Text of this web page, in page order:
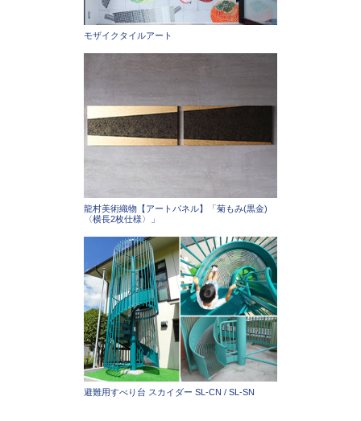
モザイクタイルアート
龍村美術織物【アートパネル】「菊もみ(黒金)
〈横長2枚仕様〉」
避難用すべり台 スカイダー SL-CN / SL-SN